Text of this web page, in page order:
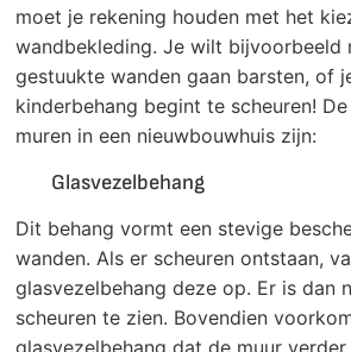
moet je rekening houden met het
wandbekleding. Je wilt bijvoorbeeld
gestuukte wanden gaan barsten, of
kinderbehang begint te scheuren!
muren in een nieuwbouwhuis zijn:
Glasvezelbehang
Dit behang vormt een stevige
wanden. Als er scheuren ontstaan,
glasvezelbehang deze op. Er is dan
scheuren te zien. Bovendien
glasvezelbehang dat de muur